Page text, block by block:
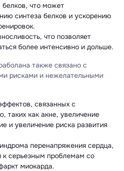
что может
синтеза белков и ускорению
что позволяет
более интенсивно и дольше.
также связано с
рисками и нежелательными
связанных с
таких как акне, увеличение
и увеличение риска развития
перенапряжения сердца,
к серьезным проблемам со
миокарда.